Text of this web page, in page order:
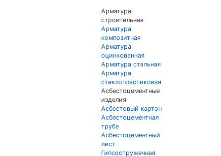
Арматура
строительная
Арматура
композитная
Арматура
оцинкованная
Арматура стальная
Арматура
стеклопластиковая
Асбестоцементные
изделия
Асбестовый картон
Асбестоцементная
труба
Асбестоцементный
лист
Гипсостружечная